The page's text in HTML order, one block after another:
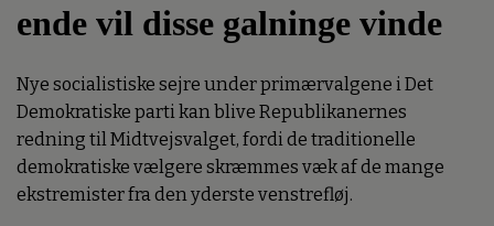
ende vil disse galninge vinde
Nye socialistiske sejre under primærvalgene i Det
Demokratiske parti kan blive Republikanernes
redning til Midtvejsvalget, fordi de traditionelle
demokratiske vælgere skræmmes væk af de mange
ekstremister fra den yderste venstrefløj.